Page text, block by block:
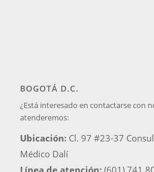
BOGOTÁ D.C.
¿Está interesado en contactarse con
atenderemos:
Ubicación: Cl. 97 #23-37
Médico Dalí